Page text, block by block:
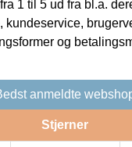
1 til 5 ud fra bl.a.
kundeservice,
og
anmeldte
Stjerner